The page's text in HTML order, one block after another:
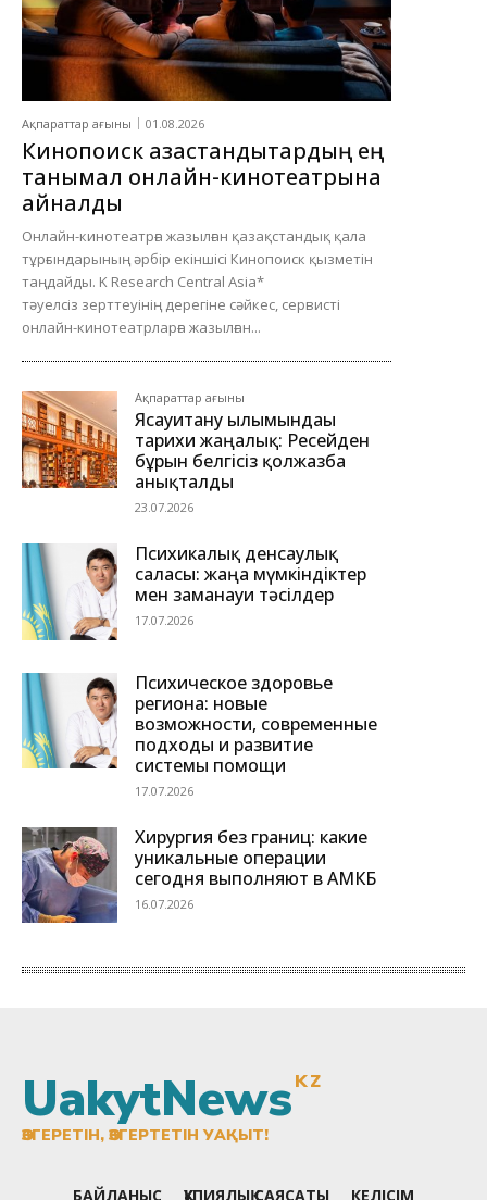
UakytNewsKZ
ӨЗГЕРЕТІН, ӨЗГЕРТЕТІН УАҚЫТ!
БАЙЛАНЫС ҚҰПИЯЛЫҚ САЯСАТЫ КЕЛІСІМ